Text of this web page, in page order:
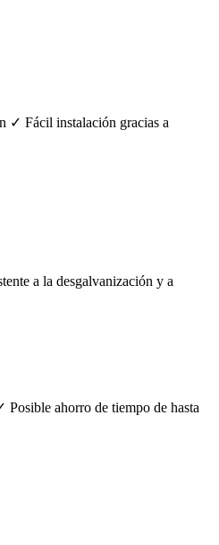
✓ Fácil instalación gracias a
a la desgalvanización y a
Posible ahorro de tiempo de hasta